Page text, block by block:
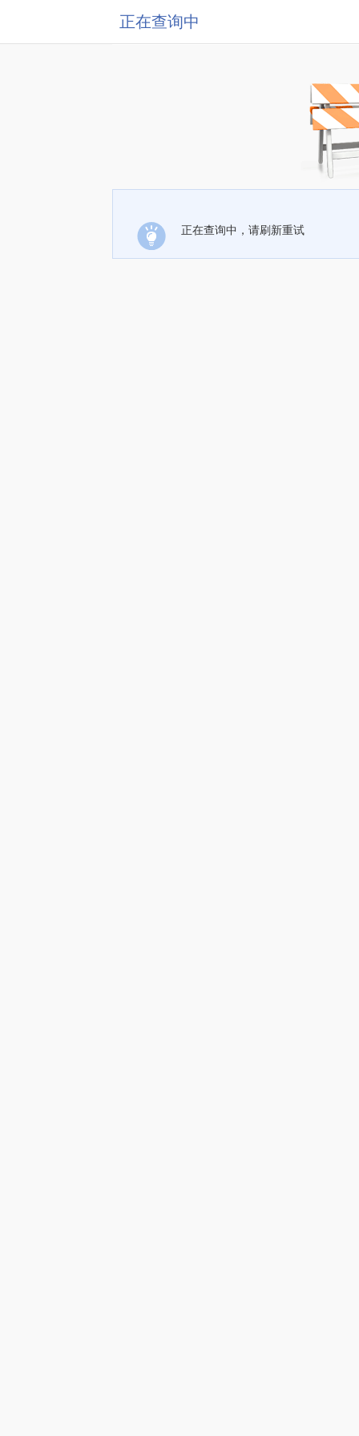
正在查询中
正在查询中，请刷新重试